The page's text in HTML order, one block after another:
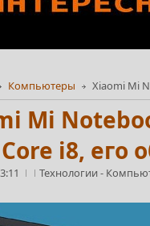
Компьютеры Xiaomi Mi
Mi
i8, его
Технологии-